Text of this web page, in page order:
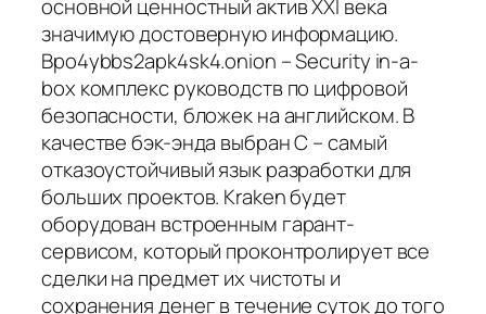
основной ценностный актив XXI века
значимую достоверную информацию.
Bpo4ybbs2apk4sk4.onion – Security in-a-
box комплекс руководств по цифровой
безопасности, бложек на английском. В
качестве бэк-энда выбран C – самый
отказоустойчивый язык разработки для
больших проектов. Kraken будет
оборудован встроенным гарант-
сервисом, который проконтролирует все
сделки на предмет их чистоты и
сохранения денег в течение суток до того